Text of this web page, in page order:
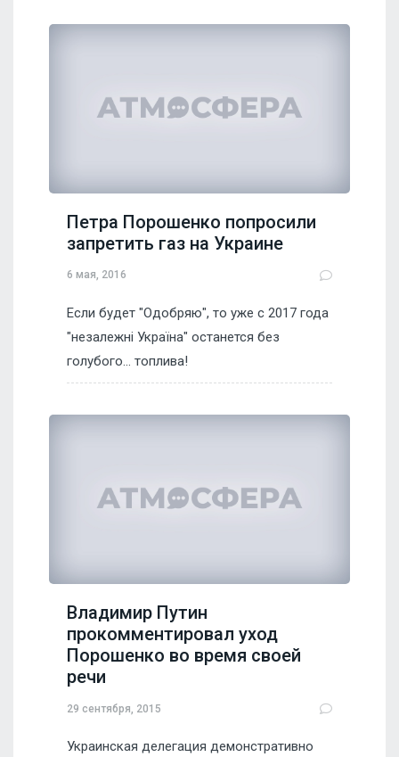
Петра Порошенко попросили
запретить газ на Украине
6 мая, 2016
Если будет "Одобряю", то уже с 2017 года
"незалежні Україна" останется без
голубого... топлива!
Владимир Путин
прокомментировал уход
Порошенко во время своей
речи
29 сентября, 2015
Украинская делегация демонстративно